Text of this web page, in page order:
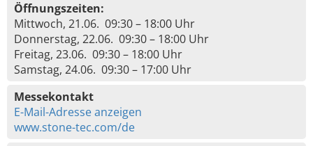
Öffnungszeiten:
Mittwoch, 21.06. 09:30 – 18:00 Uhr
Donnerstag, 22.06. 09:30 – 18:00 Uhr
Freitag, 23.06. 09:30 – 18:00 Uhr
Samstag, 24.06. 09:30 – 17:00 Uhr
Messekontakt
E-Mail-Adresse anzeigen
www.stone-tec.com/de